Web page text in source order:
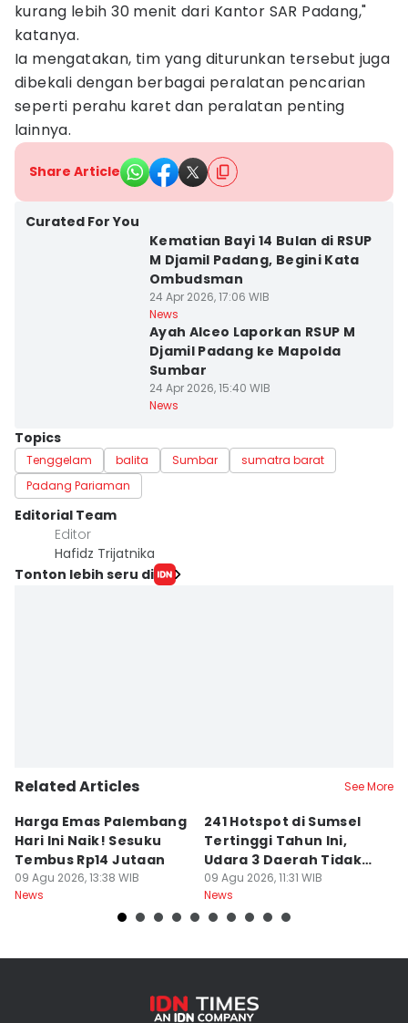
kurang lebih 30 menit dari Kantor SAR Padang,"
katanya.
Ia mengatakan, tim yang diturunkan tersebut juga
dibekali dengan berbagai peralatan pencarian
seperti perahu karet dan peralatan penting
lainnya.
Share Article
Curated For You
Kematian Bayi 14 Bulan di RSUP
M Djamil Padang, Begini Kata
Ombudsman
24 Apr 2026, 17:06 WIB
News
Ayah Alceo Laporkan RSUP M
Djamil Padang ke Mapolda
Sumbar
24 Apr 2026, 15:40 WIB
News
Topics
Tenggelam balita Sumbar
sumatra barat
Padang Pariaman
Editorial Team
Editor
Hafidz Trijatnika
Tonton lebih seru di
Related Articles See More
Harga Emas Palembang
Hari Ini Naik! Sesuku
Tembus Rp14 Jutaan
09 Agu 2026, 13:38 WIB
News
241 Hotspot di Sumsel
Tertinggi Tahun Ini,
Udara 3 Daerah Tidak
Sehat
09 Agu 2026, 11:31 WIB
News